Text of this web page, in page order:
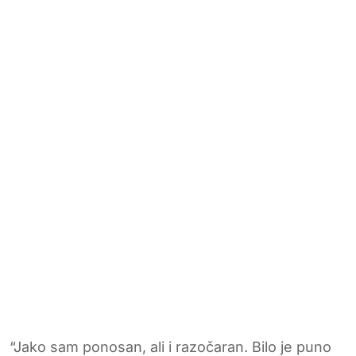
“Jako sam ponosan, ali i razočaran. Bilo je puno